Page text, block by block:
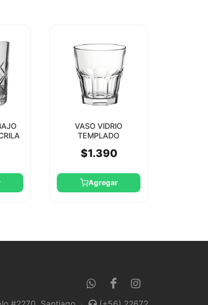
VASO VIDRIO
TEMPLADO
PASABAHCE
$1.390
Agregar